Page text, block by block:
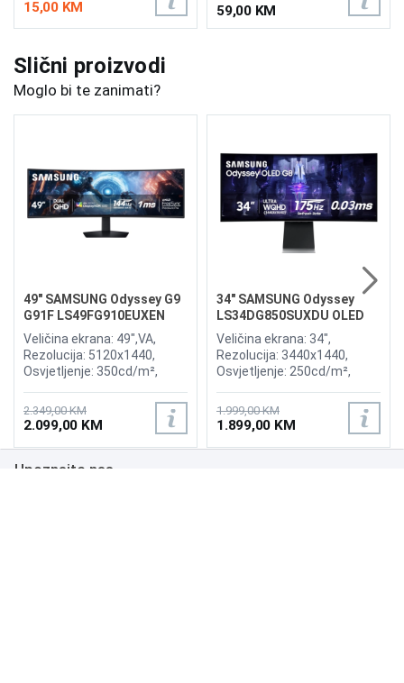
15,00 KM 59,00 KM
Slični proizvodi
Moglo bi te zanimati?
49" SAMSUNG Odyssey G9
G91F LS49FG910EUXEN
144Hz Gaming Curved
Display
Veličina ekrana: 49",VA,
Rezolucija: 5120x1440,
Osvjetljenje: 350cd/m²,
Osvježenje: 144Hz, AMD
FreeSync Premium Pro,
Priključci: 2xHDMI 2.1,
DisplayPort, 2xUSB 3.2, USB-
B
2.349,00 KM
2.099,00 KM
34" SAMSUNG Odyssey
LS34DG850SUXDU OLED
G8 175Hz Gaming Curved
Display
Veličina ekrana: 34",
Rezolucija: 3440x1440,
Osvjetljenje: 250cd/m²,
Osvježenje: 175Hz, AMD
FreeSync Premium,
Wireless LAN, Bluetooth ,
Priključci: 2xHDMI,
1.999,00 KM
1.899,00 KM
Upoznajte nas